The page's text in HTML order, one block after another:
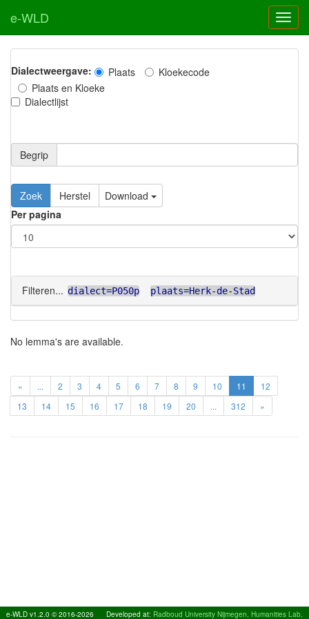
e-WLD
Dialectweergave: Plaats
Kloekecode
Plaats en Kloeke
Dialectlijst
Begrip
Zoek Herstel
Download
Per pagina
Filteren... dialect=P050p plaats=Herk-de-Stad
No lemma's are available.
« ... 2 3 4 5 6 7 8 9 10 11
12
13
14 15 16 17 18 19 20 ... 312 »
e-WLD v1.2.0 © 2016-2026 Developed at: Radboud University Nijmegen, Humanities Lab,